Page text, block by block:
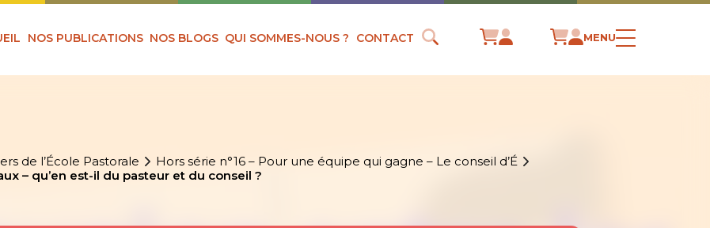
NOS PUBLICATIONS NOS BLOGS QUI SOMMES-NOUS ? CONTACT MENU
de l’École Pastorale
Hors série n°16 – Pour une équipe qui gagne – Le conseil d’É
– qu’en est-il du pasteur et du conseil ?